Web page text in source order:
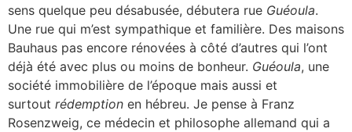
sens quelque peu désabusée, débutera rue Guéoula.
Une rue qui m’est sympathique et familière. Des maisons
Bauhaus pas encore rénovées à côté d’autres qui l’ont
déjà été avec plus ou moins de bonheur. Guéoula, une
société immobilière de l’époque mais aussi et
surtout rédemption en hébreu. Je pense à Franz
Rosenzweig, ce médecin et philosophe allemand qui a